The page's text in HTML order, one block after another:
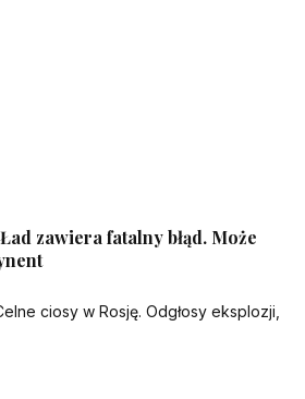
zawiera fatalny błąd. Może